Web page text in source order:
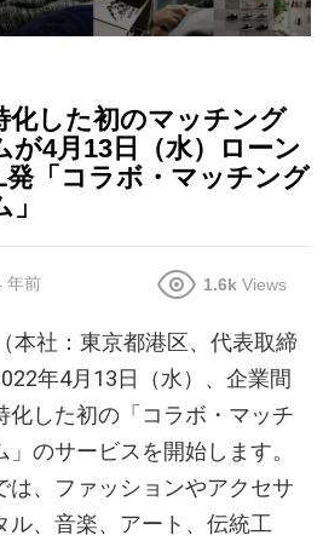
化した初のマッチング
が4月13日（水）ローン
「コラボ・マッチング
年前 1.6k Views
本社：東京都港区、代表取締
年4月13日（水）、企業間
化した初の「コラボ・マッチ
のサービスを開始します。
は、ファッションやアクセサ
ル、音楽、アート、伝統工